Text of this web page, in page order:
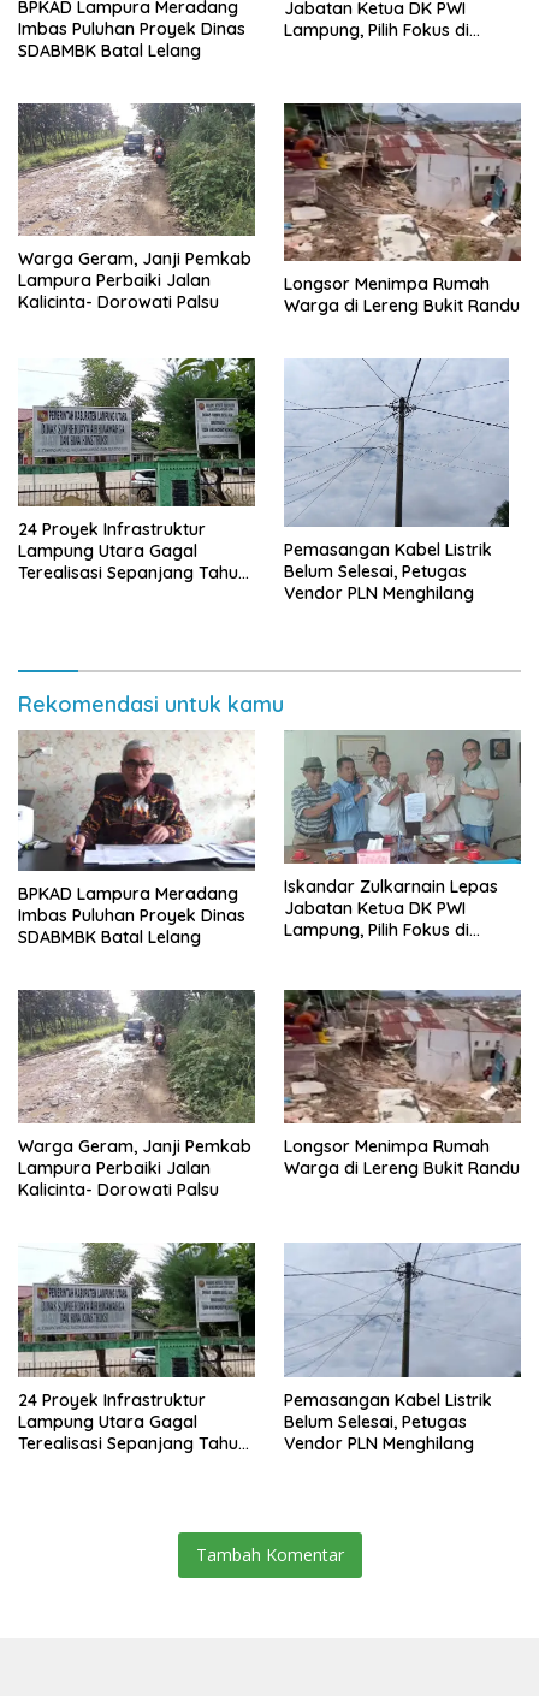
BPKAD Lampura Meradang
Imbas Puluhan Proyek Dinas
SDABMBK Batal Lelang
Jabatan Ketua DK PWI
Lampung, Pilih Fokus di
Warga Geram, Janji Pemkab
Lampura Perbaiki Jalan
Kalicinta- Dorowati Palsu
Longsor Menimpa Rumah
Warga di Lereng Bukit Randu
24 Proyek Infrastruktur
Lampung Utara Gagal
Terealisasi Sepanjang Tahun
Pemasangan Kabel Listrik
Belum Selesai, Petugas
Vendor PLN Menghilang
Rekomendasi untuk kamu
BPKAD Lampura Meradang
Imbas Puluhan Proyek Dinas
SDABMBK Batal Lelang
Iskandar Zulkarnain Lepas
Jabatan Ketua DK PWI
Lampung, Pilih Fokus di
Warga Geram, Janji Pemkab
Lampura Perbaiki Jalan
Kalicinta- Dorowati Palsu
Longsor Menimpa Rumah
Warga di Lereng Bukit Randu
24 Proyek Infrastruktur
Lampung Utara Gagal
Terealisasi Sepanjang Tahun
Pemasangan Kabel Listrik
Belum Selesai, Petugas
Vendor PLN Menghilang
Tambah Komentar